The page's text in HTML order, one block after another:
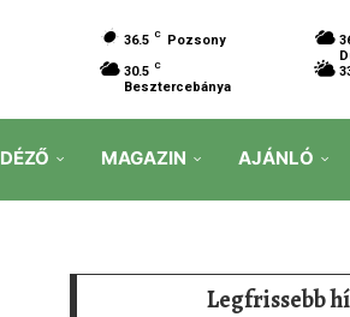
36.5 C Pozsony
30.5 C
Besztercebánya
MAGAZIN AJÁNLÓ
Legfrissebb